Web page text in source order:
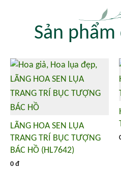
Sản
LÃNG HOA SEN LỤA
TRANG TRÍ BỤC TƯỢNG
BÁC HỒ (HL7642)
0 đ